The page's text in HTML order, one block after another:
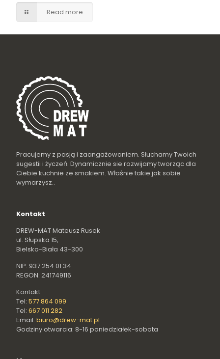
Read more
Pracujemy z pasją i zaangażowaniem. Słuchamy Twoich
sugestii i życzeń. Dynamicznie sie rozwijamy tworząc dla
Ciebie kuchnie ze smakiem. Właśnie takie jak sobie
wymarzysz..
Kontakt
DREW-MAT Mateusz Rusek
ul. Słupska 15,
Bielsko-Biała 43-300
NIP: 937 254 01 34
REGON: 241749116
Kontakt:
Tel: 577 864 099
Tel: 667 011 282
Email: biuro@drew-mat.pl
Godziny otwarcia: 8-16 poniedziałek-sobota